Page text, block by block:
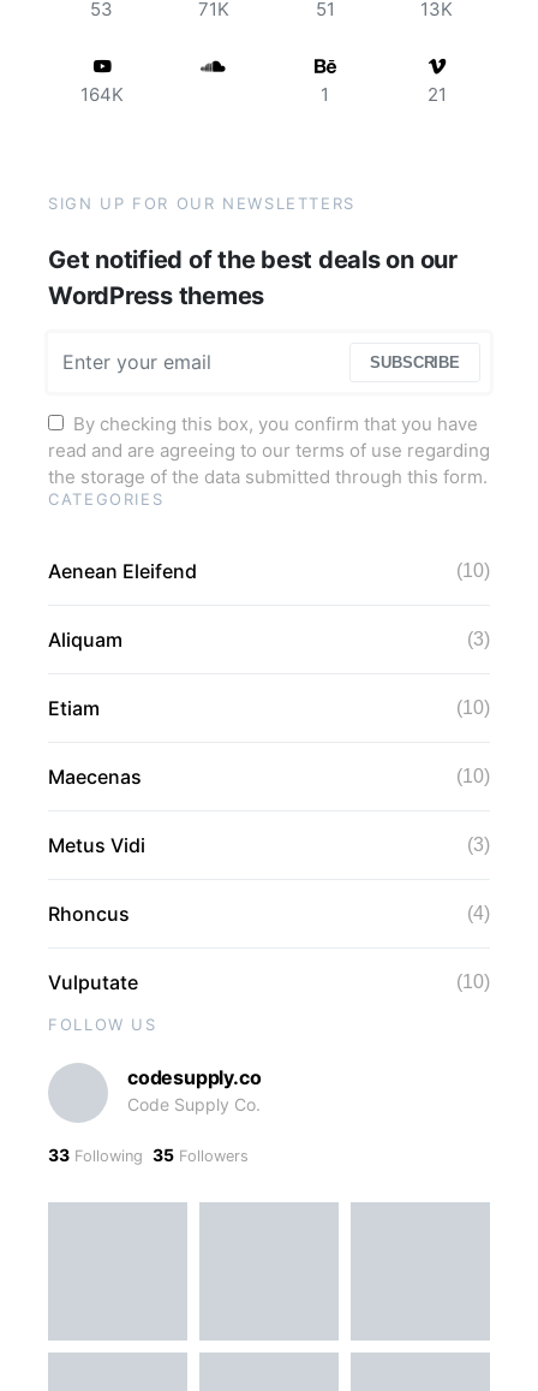
53 71K 51 13K
164K 1 21
SIGN UP FOR OUR NEWSLETTERS
Get notified of the best deals on our
WordPress themes
SUBSCRIBE
By checking this box, you confirm that you have
read and are agreeing to our terms of use regarding
the storage of the data submitted through this form.
CATEGORIES
Aenean Eleifend (10)
Aliquam (3)
Etiam (10)
Maecenas (10)
Metus Vidi (3)
Rhoncus (4)
Vulputate (10)
FOLLOW US
codesupply.co
Code Supply Co.
33 Following 35 Followers